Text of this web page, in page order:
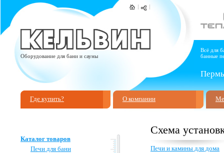
Оборудование для бани и сауны
Всё для
банные
Где купить? О компании
Каталог товаров
Печи для бани
Схема
Печи и камины для дома